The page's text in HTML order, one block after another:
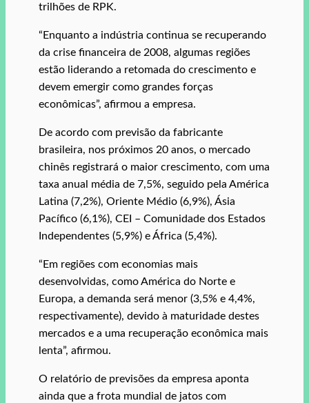
trilhões de RPK.
“Enquanto a indústria continua se recuperando
da crise financeira de 2008, algumas regiões
estão liderando a retomada do crescimento e
devem emergir como grandes forças
econômicas”, afirmou a empresa.
De acordo com previsão da fabricante
brasileira, nos próximos 20 anos, o mercado
chinês registrará o maior crescimento, com uma
taxa anual média de 7,5%, seguido pela América
Latina (7,2%), Oriente Médio (6,9%), Ásia
Pacífico (6,1%), CEI – Comunidade dos Estados
Independentes (5,9%) e África (5,4%).
“Em regiões com economias mais
desenvolvidas, como América do Norte e
Europa, a demanda será menor (3,5% e 4,4%,
respectivamente), devido à maturidade destes
mercados e a uma recuperação econômica mais
lenta”, afirmou.
O relatório de previsões da empresa aponta
ainda que a frota mundial de jatos com